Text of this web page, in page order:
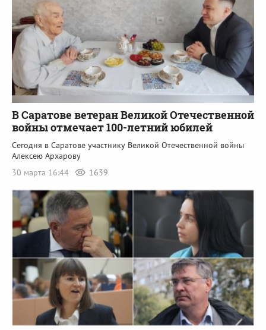
В Саратове ветеран Великой Отечественной
войны отмечает 100-летний юбилей
Сегодня в Саратове участнику Великой Отечественной войны
Алексею Архарову
30 марта 16:44
1639